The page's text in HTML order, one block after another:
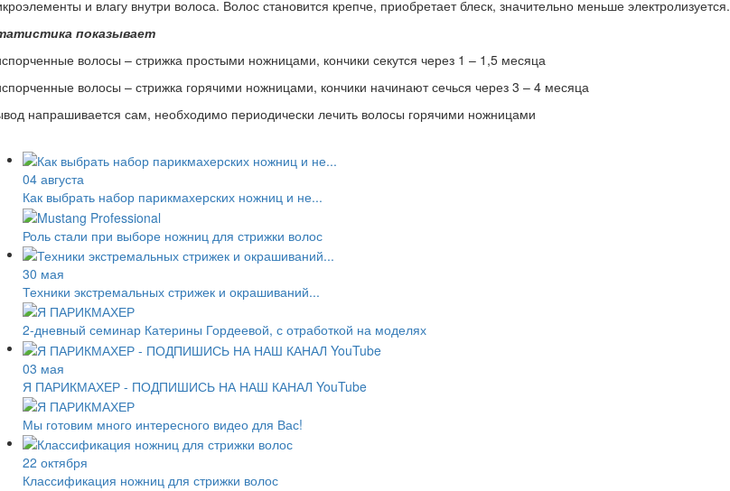
и влагу внутри волоса. Волос становится крепче, приобретает блеск, значительно меньше электролизуется.
показывает
волосы – стрижка простыми ножницами, кончики секутся через 1 – 1,5 месяца
волосы – стрижка горячими ножницами, кончики начинают сечься через 3 – 4 месяца
напрашивается сам, необходимо периодически лечить волосы горячими ножницами
04 августа
Как выбрать набор парикмахерских ножниц и не...
Роль стали при выборе ножниц для стрижки волос
30 мая
Техники экстремальных стрижек и окрашиваний...
2-дневный семинар Катерины Гордеевой, с отработкой на моделях
03 мая
Я ПАРИКМАХЕР - ПОДПИШИСЬ НА НАШ КАНАЛ YouTube
Мы готовим много интересного видео для Вас!
22 октября
Классификация ножниц для стрижки волос